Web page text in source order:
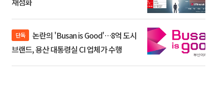
단독
브랜드, 용산 대통령실 CI 업체가 수행